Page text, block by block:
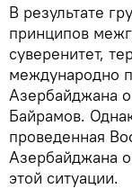
В результате
принципов
суверенитет,
международно
Азербайджана
Байрамов.
проведенная
Азербайджана
этой ситуации.